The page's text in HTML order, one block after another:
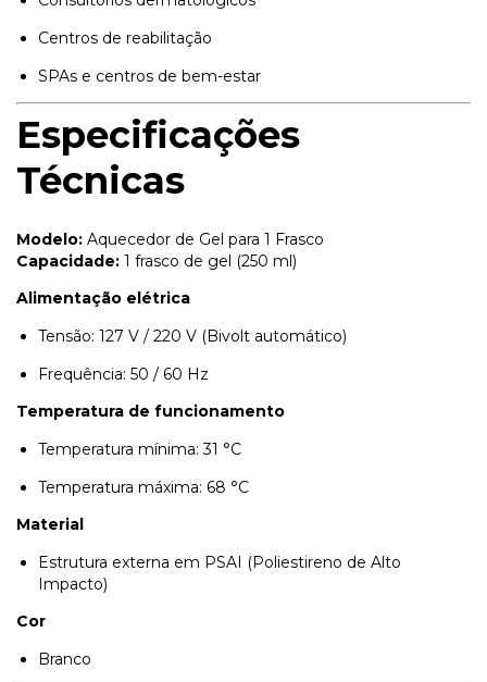
Centros de reabilitação
SPAs e centros de bem-estar
Especificações
Técnicas
Modelo: Aquecedor de Gel para 1 Frasco
Capacidade: 1 frasco de gel (250 ml)
Alimentação elétrica
Tensão: 127 V / 220 V (Bivolt automático)
Frequência: 50 / 60 Hz
Temperatura de funcionamento
Temperatura mínima: 31 °C
Temperatura máxima: 68 °C
Material
Estrutura externa em PSAI (Poliestireno de Alto
Impacto)
Cor
Branco
preencha os dados para iniciar:
INICIAR CONVERSA